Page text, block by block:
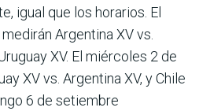
igual que los horarios. El
Argen­tina XV vs.
XV. El miér­coles 2 de
XV vs. Argentina XV, y Chile
6 de setiembre